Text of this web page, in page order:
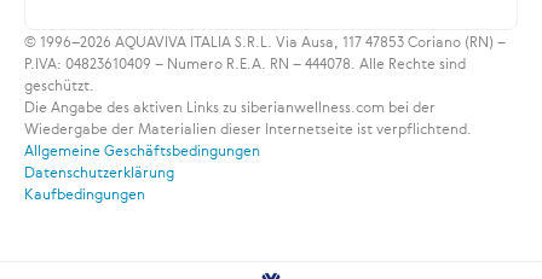
© 1996–2026 AQUAVIVA ITALIA S.R.L. Via Ausa, 117 47853 Coriano (RN) –
P.IVA: 04823610409 – Numero R.E.A. RN – 444078. Alle Rechte sind
geschützt.
Die Angabe des aktiven Links zu siberianwellness.com bei der
Wiedergabe der Materialien dieser Internetseite ist verpflichtend.
Allgemeine Geschäftsbedingungen
Datenschutzerklärung
Kaufbedingungen